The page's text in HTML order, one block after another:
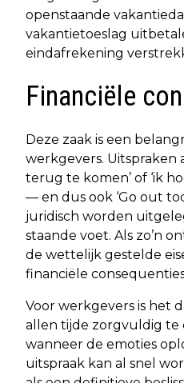
openstaande
vakantietoeslag
eindafrekening
Financiële
Deze zaak is een
werkgevers. Uitspraken
terug te komen’ of ‘ik
— en dus ook ‘Go out
juridisch worden
staande voet. Als zo’n
de wettelijk gestelde
financiële
Voor werkgevers is het
allen tijde zorgvuldig te
wanneer de emoties
uitspraak kan al snel